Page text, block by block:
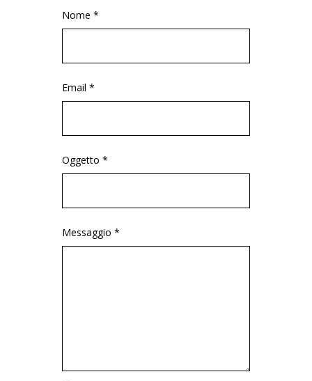
Nome *
Email *
Oggetto *
Messaggio *